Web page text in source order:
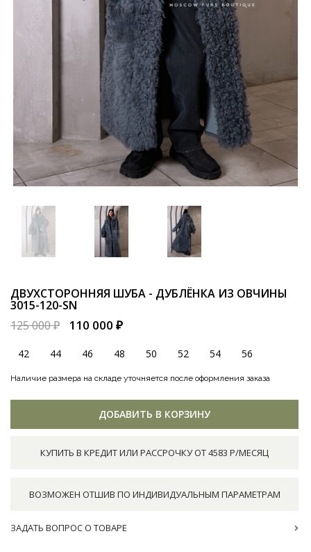
ДВУХСТОРОННЯЯ ШУБА - ДУБЛЁНКА ИЗ ОВЧИНЫ
3015-120-SN
125 000 ₽
110 000 ₽
42 44 46 48 50 52 54 56
Наличие размера на складе уточняется после оформления заказа
ДОБАВИТЬ В КОРЗИНУ
КУПИТЬ В КРЕДИТ ИЛИ РАССРОЧКУ ОТ 4583 Р/МЕСЯЦ
ВОЗМОЖЕН ОТШИВ ПО ИНДИВИДУАЛЬНЫМ ПАРАМЕТРАМ
ЗАДАТЬ ВОПРОС О ТОВАРЕ